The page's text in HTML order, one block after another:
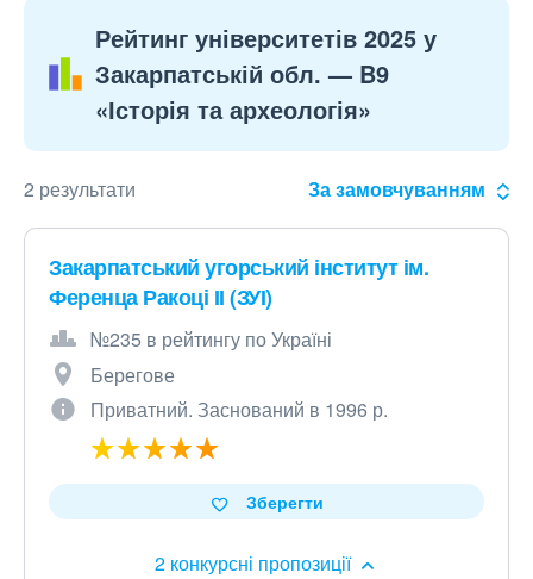
Рейтинг університетів 2025 у
Закарпатській обл. — B9
«Історія та археологія»
2 результати За замовчуванням
Закарпатський угорський інститут ім.
Ференца Ракоці ІІ (ЗУІ)
№235 в рейтингу по Україні
Берегове
Приватний. Заснований в 1996 р.
2 конкурсні пропозиції
Зберегти